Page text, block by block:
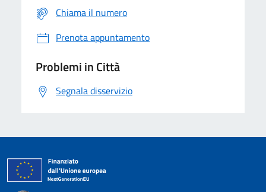
Chiama il numero
Prenota appuntamento
Problemi in Città
Segnala disservizio